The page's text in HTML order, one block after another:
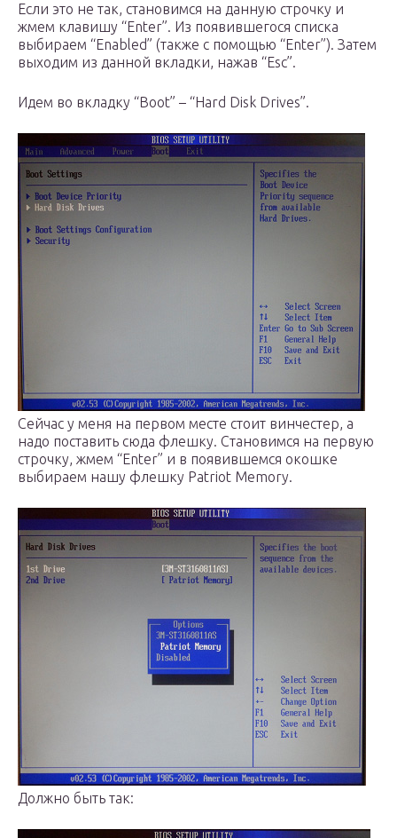
Если это не так, становимся на данную строчку и
жмем клавишу “Enter”. Из появившегося списка
выбираем “Enabled” (также с помощью “Enter”). Затем
выходим из данной вкладки, нажав “Esc”.
Идем во вкладку “Boot” – “Hard Disk Drives”.
Сейчас у меня на первом месте стоит винчестер, а
надо поставить сюда флешку. Становимся на первую
строчку, жмем “Enter” и в появившемся окошке
выбираем нашу флешку Patriot Memory.
Должно быть так: